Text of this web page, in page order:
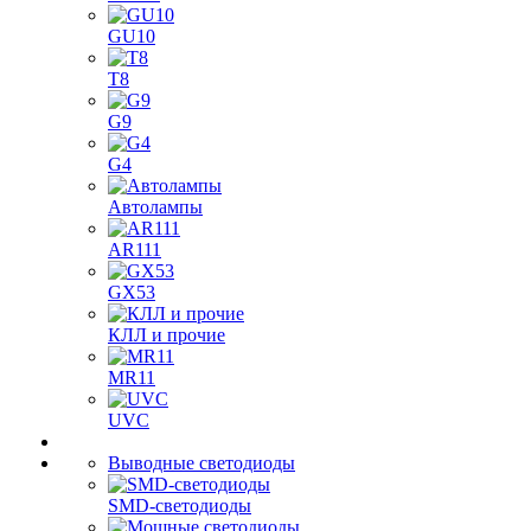
GU10
T8
G9
G4
Автолампы
AR111
GX53
КЛЛ и прочие
MR11
UVC
Выводные светодиоды
SMD-светодиоды